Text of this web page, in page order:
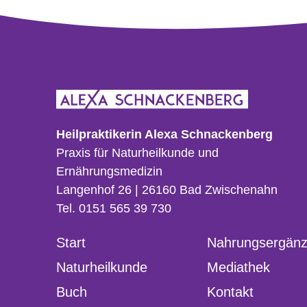
Heilpraktikerin Alexa Schnackenberg
Praxis für Naturheilkunde und
Ernährungsmedizin
Langenhof 26 | 26160 Bad Zwischenahn
Tel. 0151 565 39 730
Start
Naturheilkunde
Mediathek
Buch
Kontakt